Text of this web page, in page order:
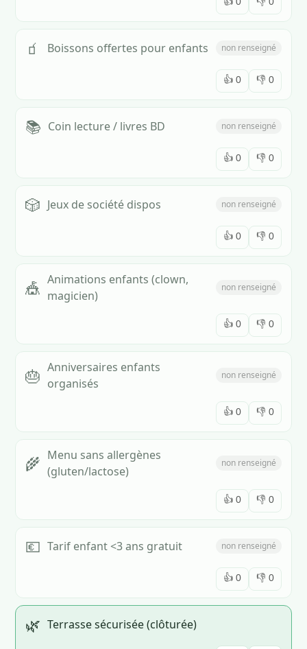
🧃 Boissons offertes pour enfants non renseigné
👍 0 👎 0
📚 Coin lecture / livres BD non renseigné
👍 0 👎 0
🎲 Jeux de société dispos non renseigné
👍 0 👎 0
🎪 Animations enfants (clown,
magicien)
non renseigné
👍 0 👎 0
🎂 Anniversaires enfants
organisés
non renseigné
👍 0 👎 0
🌾 Menu sans allergènes
(gluten/lactose)
non renseigné
👍 0 👎 0
💶 Tarif enfant <3 ans gratuit non renseigné
👍 0 👎 0
🌿 Terrasse sécurisée (clôturée)